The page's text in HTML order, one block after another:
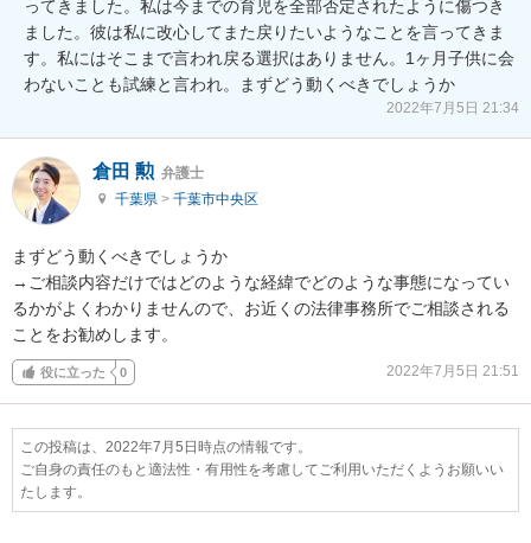
ってきました。私は今までの育児を全部否定されたように傷つき
ました。彼は私に改心してまた戻りたいようなことを言ってきま
す。私にはそこまで言われ戻る選択はありません。1ヶ月子供に会
わないことも試練と言われ。まずどう動くべきでしょうか
2022年7月5日 21:34
倉田 勲 弁護士
千葉県 > 千葉市中央区
まずどう動くべきでしょうか
→ご相談内容だけではどのような経緯でどのような事態になってい
るかがよくわかりませんので、お近くの法律事務所でご相談される
ことをお勧めします。
役に立った 0 2022年7月5日 21:51
この投稿は、2022年7月5日時点の情報です。
ご自身の責任のもと適法性・有用性を考慮してご利用いただくようお願いい
たします。